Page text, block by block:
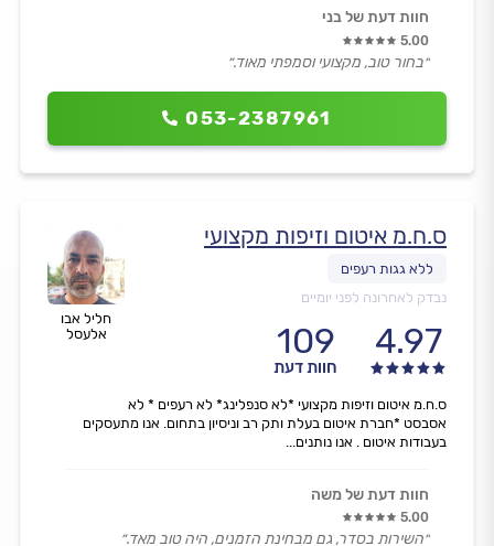
053-2387961
חוות דעת של בני
5.00
״בחור טוב, מקצועי וסמפתי מאוד.״
חליל אבו
אלעסל
ס.ח.מ איטום וזיפות מקצועי
נבדק לאחרונה לפני יומיים
4.97
109
חוות דעת
ס.ח.מ איטום וזיפות מקצועי *לא סנפלינג* לא רעפים * לא
אסבסט *חברת איטום בעלת ותק רב וניסיון בתחום. אנו מתעסקים
בעבודות איטום . אנו נותנים...
חוות דעת של משה
5.00
״השירות בסדר, גם מבחינת הזמנים, היה טוב מאד.״